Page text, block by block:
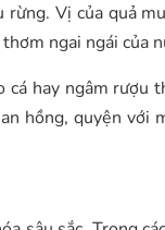
Vị của quả
ngai ngái của
hay ngâm
hồng, quyện với